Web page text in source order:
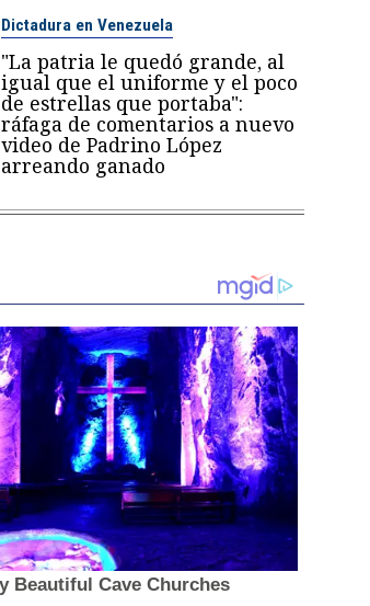
Dictadura en Venezuela
"La patria le quedó grande, al
igual que el uniforme y el poco
de estrellas que portaba":
ráfaga de comentarios a nuevo
video de Padrino López
arreando ganado